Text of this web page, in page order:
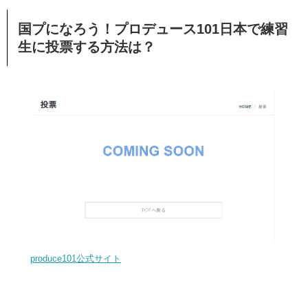
国プになろう！プロデュース101日本で練習
生に投票する方法は？
produce101公式サイト